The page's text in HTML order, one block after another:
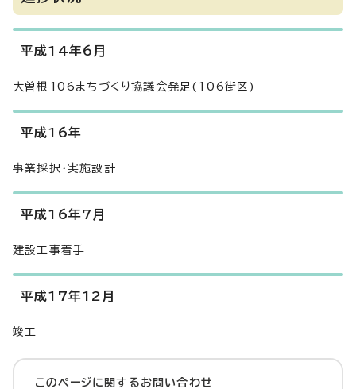
平成14年6月
大曽根106まちづくり協議会発足(106街区)
平成16年
事業採択・実施設計
平成16年7月
建設工事着手
平成17年12月
竣工
このページに関する お問い合わせ